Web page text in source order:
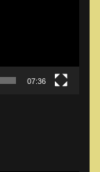
07:36